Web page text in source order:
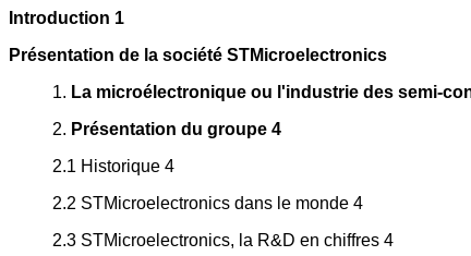
Introduction 1
Présentation de la société STMicroelectronics
1. La microélectronique ou l'industrie des semi-
2. Présentation du groupe 4
2.1 Historique 4
2.2 STMicroelectronics dans le monde 4
2.3 STMicroelectronics, la R&D en chiffres 4